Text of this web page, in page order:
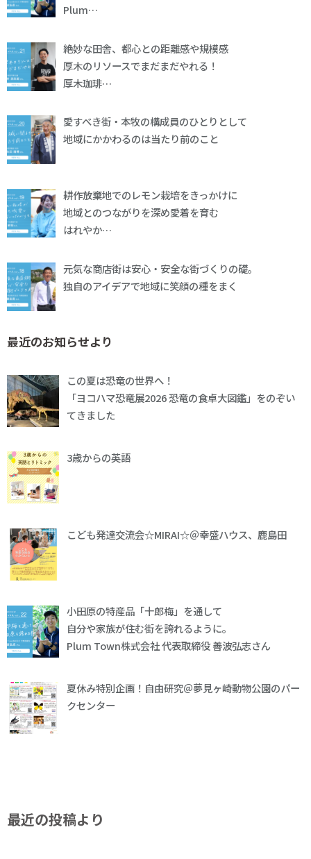
Plum…
絶妙な田舎、都心との距離感や規模感
厚木のリソースでまだまだやれる！
厚木珈琲…
愛すべき街・本牧の構成員のひとりとして
地域にかかわるのは当たり前のこと
耕作放棄地でのレモン栽培をきっかけに
地域とのつながりを深め愛着を育む
はれやか…
元気な商店街は安心・安全な街づくりの礎。
独自のアイデアで地域に笑顔の種をまく
最近のお知らせより
この夏は恐竜の世界へ！
「ヨコハマ恐竜展2026 恐竜の食卓大図鑑」をのぞい
てきました
3歳からの英語
こども発達交流会☆MIRAI☆＠幸盛ハウス、鹿島田
小田原の特産品「十郎梅」を通して
自分や家族が住む街を誇れるように。
Plum Town株式会社 代表取締役 善波弘志さん
夏休み特別企画！自由研究＠夢見ヶ崎動物公園のパー
クセンター
最近の投稿より